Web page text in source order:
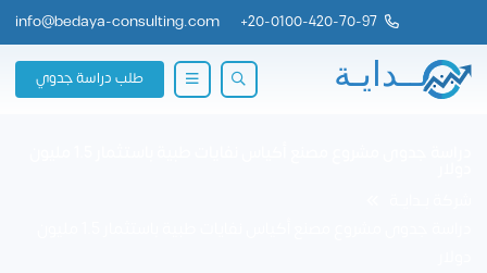
20-0100-420-70-97
+
info@bedaya-consulting.com
طلب دراسة جدوي